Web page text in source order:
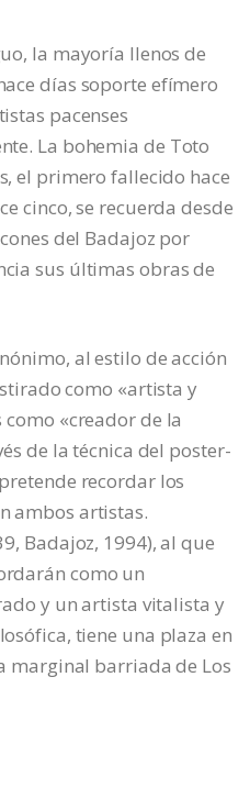
la mayoría llenos de
días soporte efímero
pacenses
La bohemia de Toto
el primero fallecido hace
cinco, se recuerda desde
del Badajoz por
sus últimas obras de
al estilo de acción
como «artista y
como «creador de la
de la técnica del poster-
recordar los
ambos artistas.
Badajoz, 1994), al que
como un
y un artista vitalista y
tiene una plaza en
marginal barriada de Los